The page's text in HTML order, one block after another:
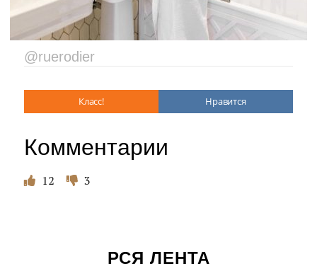
@ruerodier
Класс! Нравится
Комментарии
12 3
РСЯ ЛЕНТА